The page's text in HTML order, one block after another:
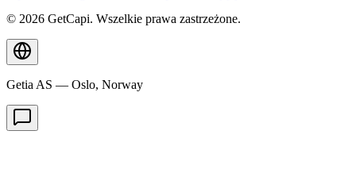
© 2026 GetCapi. Wszelkie prawa zastrzeżone.
Getia AS — Oslo, Norway